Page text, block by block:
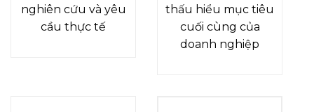
nghiên cứu và yêu
cầu thực tế
thấu hiểu mục tiêu
cuối cùng của
doanh nghiệp